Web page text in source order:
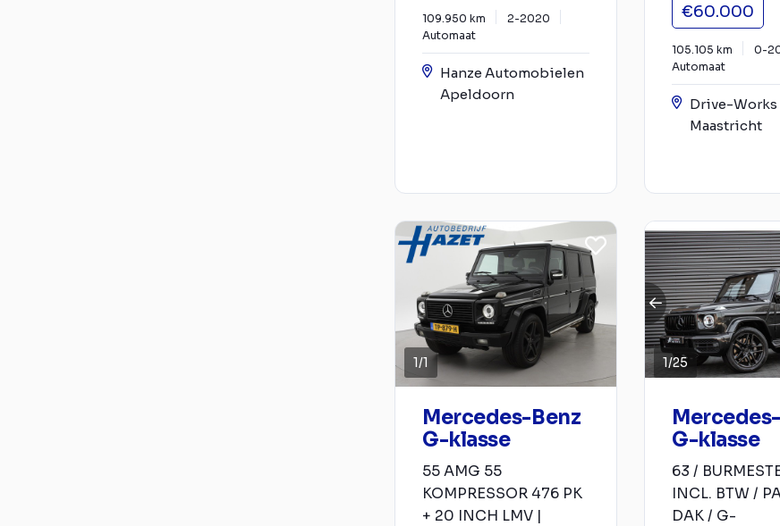
109.950 km
2-2020
Automaat
Hanze Automobielen
Apeldoorn
€60.000
105.105 km
0-
Automaat
Drive-Works
Maastricht
1/1
Mercedes-Benz
G-klasse
55 AMG 55
KOMPRESSOR 476 PK
+ 20 INCH LMV |
1/25
G-klasse
63 /
INCL. BTW /
DAK / G-